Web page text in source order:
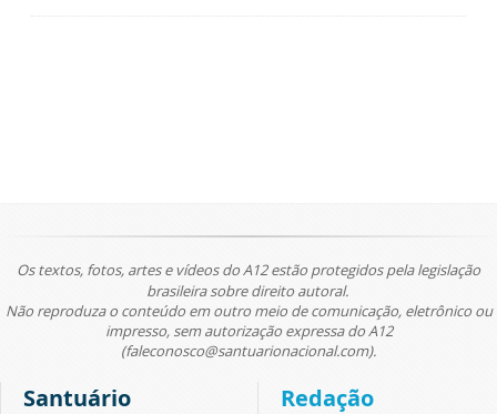
Os textos, fotos, artes e vídeos do A12 estão protegidos pela legislação
brasileira sobre direito autoral.
Não reproduza o conteúdo em outro meio de comunicação, eletrônico ou
impresso, sem autorização expressa do A12
(faleconosco@santuarionacional.com).
Santuário Redação